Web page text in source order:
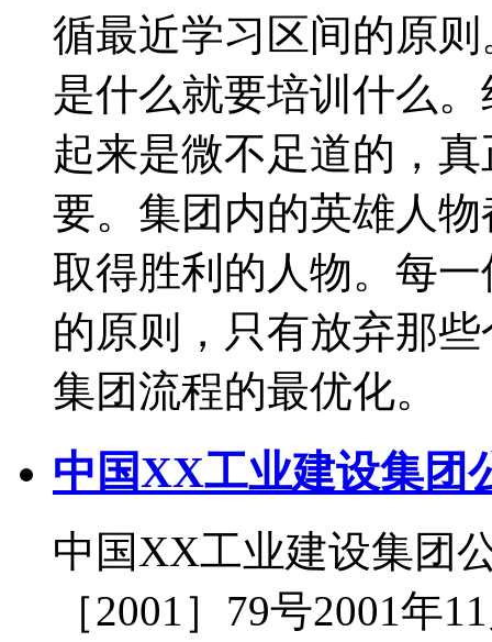
循最近学习区间的原
是什么就要培训什么
起来是微不足道的，
要。集团内的英雄人
取得胜利的人物。每
的原则，只有放弃那
集团流程的最优化。
中国XX工业建设集团
中国XX工业建设集团
［2001］79号2001年